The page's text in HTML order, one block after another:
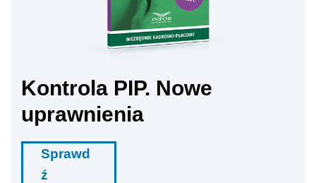
Kontrola PIP. Nowe
uprawnienia
Sprawd
ź